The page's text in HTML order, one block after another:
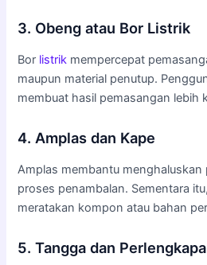
3. Obeng atau Bor Listrik
Bor listrik mempercepat
maupun material penutup.
membuat hasil pemasangan lebih
4. Amplas dan Kape
Amplas membantu menghaluskan
proses penambalan. Sementara
meratakan kompon atau bahan
5. Tangga dan